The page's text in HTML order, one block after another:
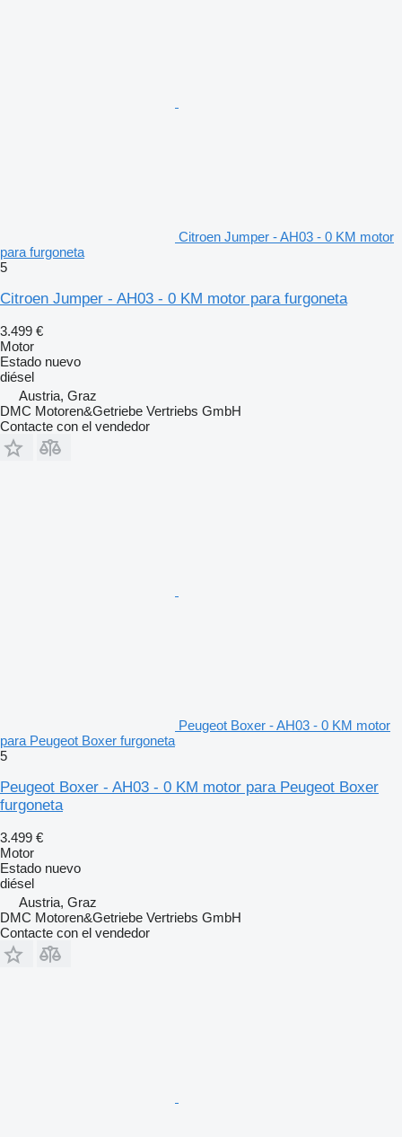
Citroen Jumper - AH03 - 0 KM motor
para furgoneta
5
Citroen Jumper - AH03 - 0 KM motor para furgoneta
3.499 €
Motor
Estado nuevo
diésel
Austria, Graz
DMC Motoren&Getriebe Vertriebs GmbH
Contacte con el vendedor
Peugeot Boxer - AH03 - 0 KM motor
para Peugeot Boxer furgoneta
5
Peugeot Boxer - AH03 - 0 KM motor para Peugeot Boxer
furgoneta
3.499 €
Motor
Estado nuevo
diésel
Austria, Graz
DMC Motoren&Getriebe Vertriebs GmbH
Contacte con el vendedor